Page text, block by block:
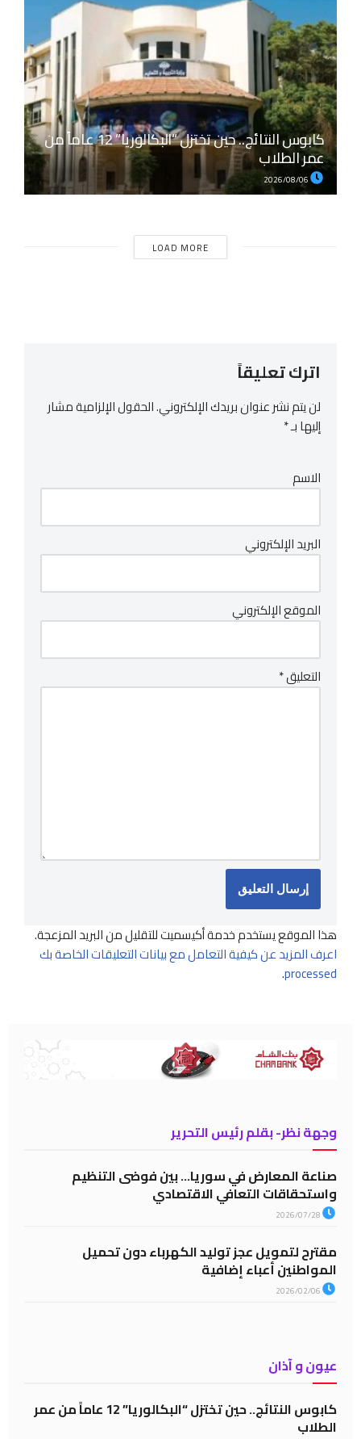
كابوس النتائج.. حين تختزل “البكالوريا” 12 عاماً من
عمر الطلاب
LOAD MORE
اترك تعليقاً
لن يتم نشر عنوان بريدك الإلكتروني.الحقول الإلزامية مشار
إليها بـ*
الاسم
البريد الإلكتروني
الموقع الإلكتروني
التعليق*
هذا الموقع يستخدم خدمة أكيسميت للتقليل من البريد المزعجة.
اعرف المزيد عن كيفية التعامل مع بيانات التعليقات الخاصة بك
processed
.
وجهة نظر- بقلم رئيس التحرير
صناعة المعارض في سوريا… بين فوضى التنظيم
واستحقاقات التعافي الاقتصادي
مقترح لتمويل عجز توليد الكهرباء دون تحميل
المواطنين أعباء إضافية
عيون و آذان
كابوس النتائج.. حين تختزل “البكالوريا” 12 عاماً من عمر
الطلاب